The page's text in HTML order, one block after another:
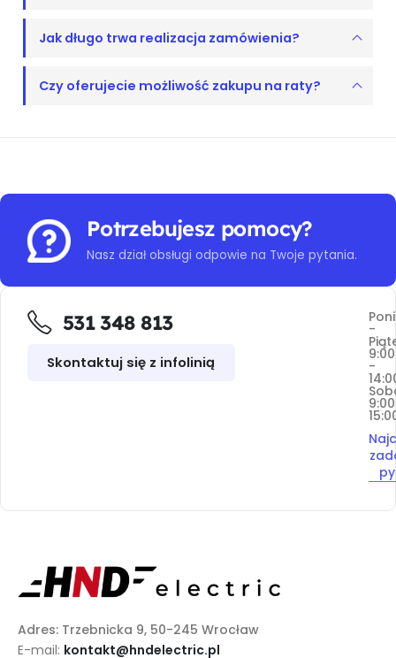
Jak długo trwa realizacja zamówienia?
Czy oferujecie możliwość zakupu na raty?
Potrzebujesz pomocy?
Nasz dział obsługi odpowie na Twoje pytania.
531 348 813
Skontaktuj się z infolinią
-
9:00
-
Adres: Trzebnicka 9, 50-245 Wrocław
E-mail: kontakt@hndelectric.pl